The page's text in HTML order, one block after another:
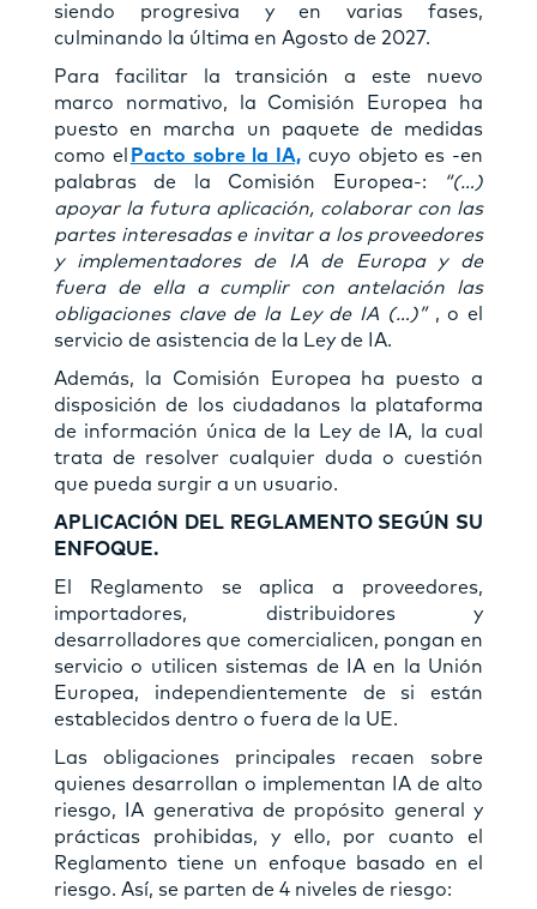
siendo progresiva y en varias fases,
culminando la última en Agosto de 2027.
Para facilitar la transición a este nuevo
marco normativo, la Comisión Europea ha
puesto en marcha un paquete de medidas
como el
Pacto sobre la IA, cuyo objeto es -en
palabras de la Comisión Europea-:
“(…)
apoyar la futura aplicación, colaborar con las
partes interesadas e invitar a los proveedores
y implementadores de IA de Europa y de
fuera de ella a cumplir con antelación las
obligaciones clave de la Ley de IA (…)”, o el
servicio de asistencia de la Ley de IA.
Además, la Comisión Europea ha puesto a
disposición de los ciudadanos la plataforma
de información única de la Ley de IA, la cual
trata de resolver cualquier duda o cuestión
que pueda surgir a un usuario.
APLICACIÓN DEL REGLAMENTO SEGÚN SU
ENFOQUE.
El Reglamento se aplica a proveedores,
importadores, distribuidores y
desarrolladores que comercialicen, pongan en
servicio o utilicen sistemas de IA en la Unión
Europea, independientemente de si están
establecidos dentro o fuera de la UE.
Las obligaciones principales recaen sobre
quienes desarrollan o implementan IA de alto
riesgo, IA generativa de propósito general y
prácticas prohibidas, y ello, por cuanto el
Reglamento tiene un enfoque basado en el
riesgo. Así, se parten de 4 niveles de riesgo: